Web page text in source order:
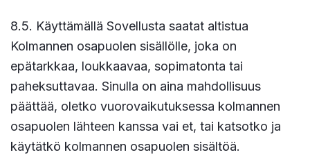
8.5. Käyttämällä Sovellusta saatat altistua
Kolmannen osapuolen sisällölle, joka on
epätarkkaa, loukkaavaa, sopimatonta tai
paheksuttavaa. Sinulla on aina mahdollisuus
päättää, oletko vuorovaikutuksessa kolmannen
osapuolen lähteen kanssa vai et, tai katsotko ja
käytätkö kolmannen osapuolen sisältöä.